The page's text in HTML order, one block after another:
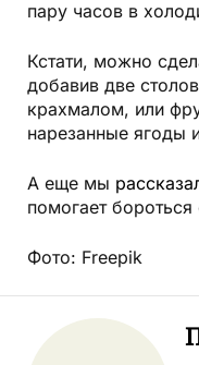
пару часов в
Кстати, можно
добавив две
крахмалом, или
нарезанные ягоды
А еще мы
помогает
Фото: Freepik